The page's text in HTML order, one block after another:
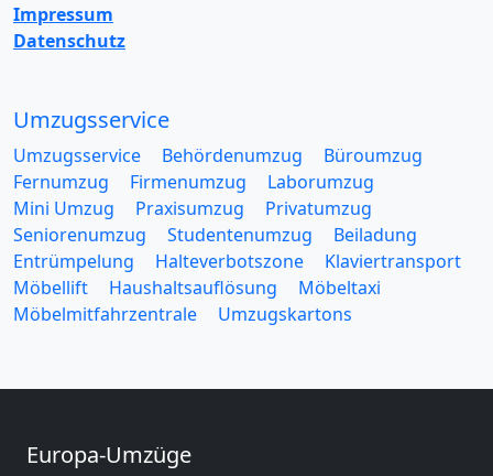
Impressum
Datenschutz
Umzugsservice
Umzugsservice Behördenumzug
Büroumzug
Fernumzug
Firmenumzug
Laborumzug
Mini Umzug
Praxisumzug
Privatumzug
Seniorenumzug
Studentenumzug
Beiladung
Entrümpelung
Halteverbotszone
Klaviertransport
Möbellift
Haushaltsauflösung
Möbeltaxi
Möbelmitfahrzentrale
Umzugskartons
Europa-Umzüge